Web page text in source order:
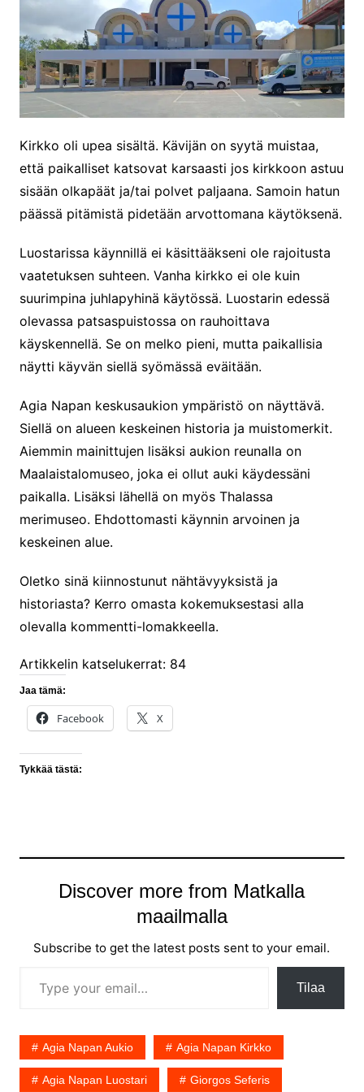
Kirkko oli upea sisältä. Kävijän on syytä muistaa,
että paikalliset katsovat karsaasti jos kirkkoon astuu
sisään olkapäät ja/tai polvet paljaana. Samoin hatun
päässä pitämistä pidetään arvottomana käytöksenä.
Luostarissa käynnillä ei käsittääkseni ole rajoitusta
vaatetuksen suhteen. Vanha kirkko ei ole kuin
suurimpina juhlapyhinä käytössä. Luostarin edessä
olevassa patsaspuistossa on rauhoittava
käyskennellä. Se on melko pieni, mutta paikallisia
näytti käyvän siellä syömässä eväitään.
Agia Napan keskusaukion ympäristö on näyttävä.
Siellä on alueen keskeinen historia ja muistomerkit.
Aiemmin mainittujen lisäksi aukion reunalla on
Maalaistalomuseo, joka ei ollut auki käydessäni
paikalla. Lisäksi lähellä on myös Thalassa
merimuseo. Ehdottomasti käynnin arvoinen ja
keskeinen alue.
Oletko sinä kiinnostunut nähtävyyksistä ja
historiasta? Kerro omasta kokemuksestasi alla
olevalla kommentti-lomakkeella.
Artikkelin katselukerrat: 84
Jaa tämä:
Facebook X
Tykkää tästä:
Discover more from Matkalla
maailmalla
Subscribe to get the latest posts sent to your email.
Tilaa
Agia Napan Aukio Agia Napan Kirkko
Agia Napan Luostari Giorgos Seferis